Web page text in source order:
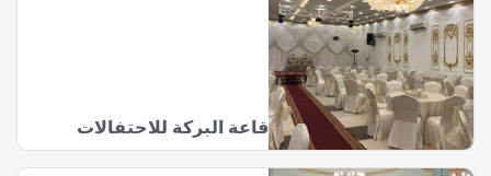
قاعة البركة للاحتفالات